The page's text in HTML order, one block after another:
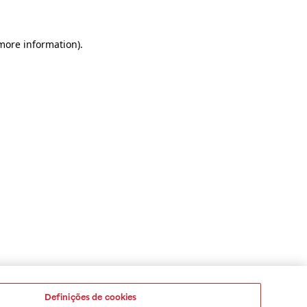
information).
Definições de cookies